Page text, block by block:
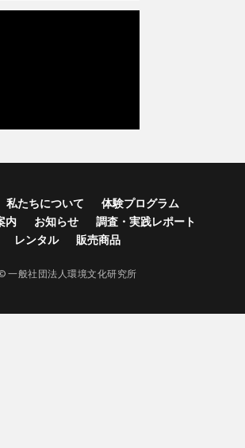
私たちについて
体験プログラム
内
お知らせ
調査・実践レポート
レンタル
販売商品
一般社団法人環境文化研究所